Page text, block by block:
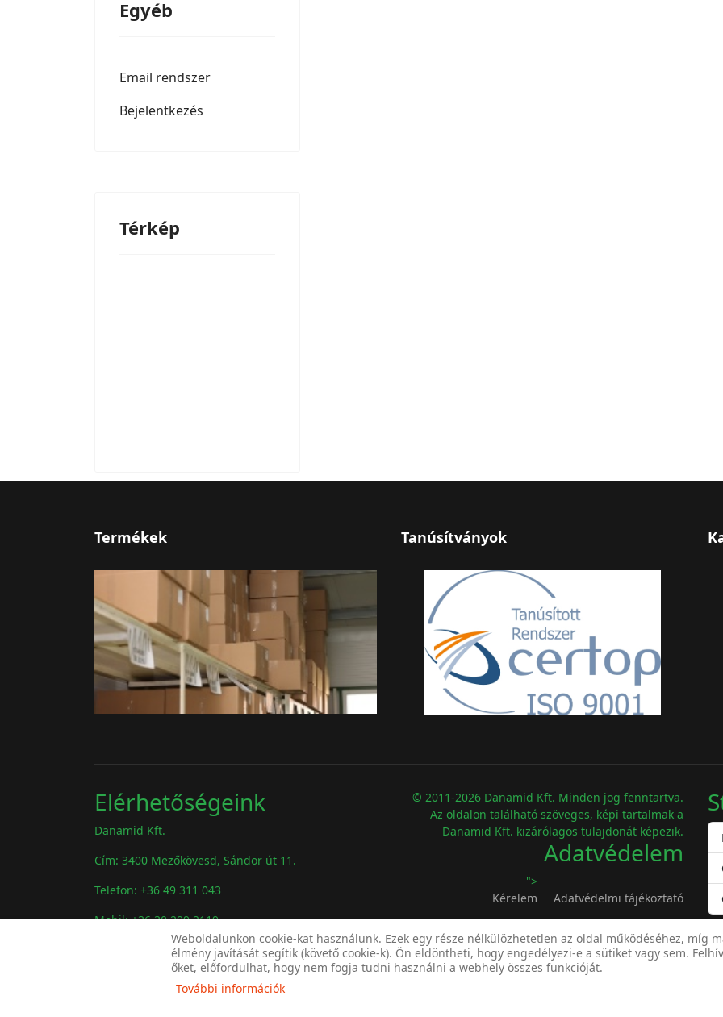
Egyéb
Email rendszer
Bejelentkezés
Térkép
Termékek Tanúsítványok
Elérhetőségeink
Danamid Kft.
Cím: 3400 Mezőkövesd, Sándor út 11.
Telefon: +36 49 311 043
Mobil: +36 30 299 2119
Mobil: +36 30 299 2121
danamid@danamidkft.hu
© 2011-2026 Danamid Kft. Minden jog fenntartva.
Az oldalon található szöveges, képi tartalmak a
Danamid Kft. kizárólagos tulajdonát képezik.
Adatvédelem
">
Kérelem
Adatvédelmi tájékoztató
Weboldalunkon cookie-kat használunk. Ezek egy része nélkülözhetetlen az oldal működéséhez, míg
élmény javítását segítik (követő cookie-k). Ön eldöntheti, hogy engedélyezi-e a sütiket vagy sem.
őket, előfordulhat, hogy nem fogja tudni használni a webhely összes funkcióját.
További információk